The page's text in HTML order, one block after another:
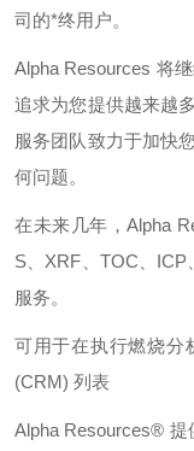
司的*终用户。
Alpha Resources 将
追求为您提供越来越
服务团队致力于加快
何问题。
在未来几年，Alpha
S
XRF TOC ICP
服务。
可用于在执行燃烧分
(CRM) 列表
Alpha Resources® 提